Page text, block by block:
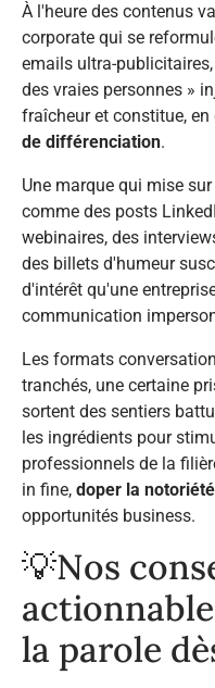
À l'heure des contenus
corporate qui se
emails ultra-
des vraies personnes »
fraîcheur et constitue, en
de différenciation.
Une marque qui mise
comme des posts
webinaires, des
des billets d'humeur
d'intérêt qu'une
communication
Les formats
tranchés, une certaine
sortent des sentiers
les ingrédients pour
professionnels de la
in fine, doper la
opportunités business.
💡​Nos
la parole